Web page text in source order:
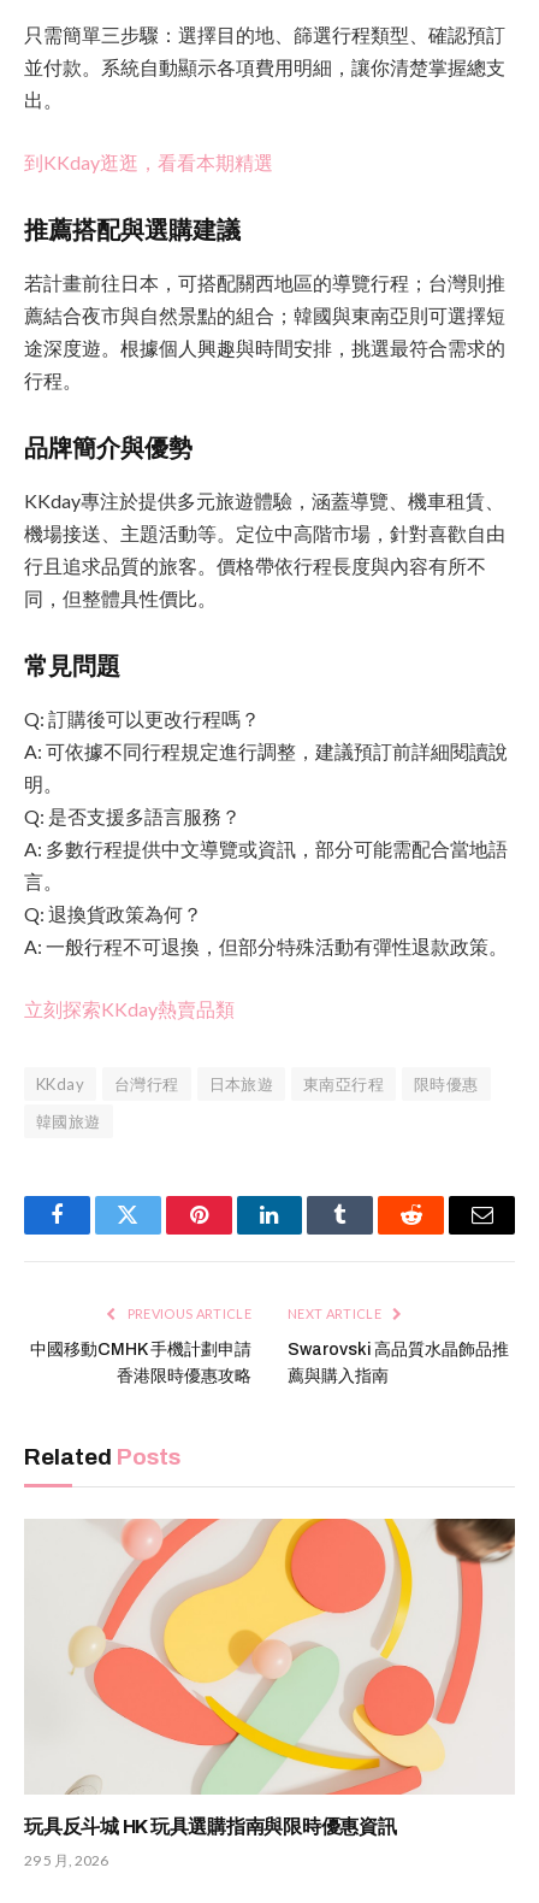
只需簡單三步驟：選擇目的地、篩選行程類型、確認預訂
並付款。系統自動顯示各項費用明細，讓你清楚掌握總支
出。
到KKday逛逛，看看本期精選
推薦搭配與選購建議
若計畫前往日本，可搭配關西地區的導覽行程；台灣則推
薦結合夜市與自然景點的組合；韓國與東南亞則可選擇短
途深度遊。根據個人興趣與時間安排，挑選最符合需求的
行程。
品牌簡介與優勢
KKday專注於提供多元旅遊體驗，涵蓋導覽、機車租賃、
機場接送、主題活動等。定位中高階市場，針對喜歡自由
行且追求品質的旅客。價格帶依行程長度與內容有所不
同，但整體具性價比。
常見問題
Q: 訂購後可以更改行程嗎？
A: 可依據不同行程規定進行調整，建議預訂前詳細閱讀說
明。
Q: 是否支援多語言服務？
A: 多數行程提供中文導覽或資訊，部分可能需配合當地語
言。
Q: 退換貨政策為何？
A: 一般行程不可退換，但部分特殊活動有彈性退款政策。
立刻探索KKday熱賣品類
KKday 台灣行程 日本旅遊 東南亞行程
限時優惠
韓國旅遊
FacebookTwitter PinterestLinkedInTumblr Reddit Email
PREVIOUS ARTICLE
中國移動CMHK 手機計劃申請
香港限時優惠攻略
NEXT ARTICLE
Swarovski 高品質水晶飾品推
薦與購入指南
Related Posts
玩具反斗城 HK 玩具選購指南與限時優惠資訊
29 5 月, 2026